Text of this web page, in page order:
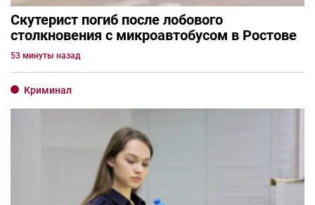
Скутерист погиб после лобового
столкновения с микроавтобусом в Ростове
53 минуты назад
Криминал